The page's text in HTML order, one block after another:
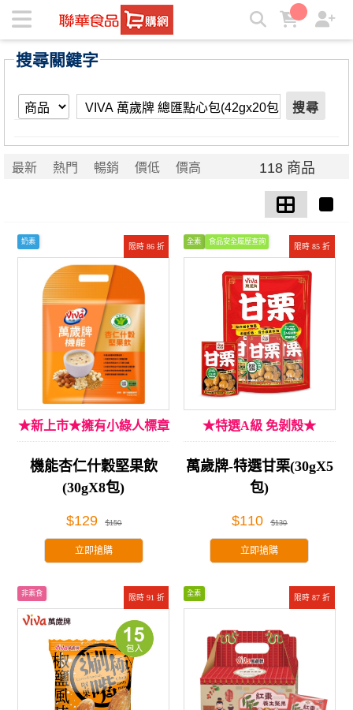
【VIVA 萬歲牌 總匯點心包(42gx20包賣價】搜尋結果 | ★聯華
食品e購網★
搜尋關鍵字
搜尋
最新 熱門 暢銷 價低 價高 118 商品
限時 86 折
奶素
★新上市★擁有小綠人標章
機能杏仁什穀堅果飲
(30gX8包)
$129 $150
立即搶購
限時 85 折
全素 食品安全履歷查詢
★特選A級 免剝殼★
萬歲牌-特選甘栗(30gX5
包)
$110 $130
立即搶購
限時 91 折
非素食
限時 87 折
全素